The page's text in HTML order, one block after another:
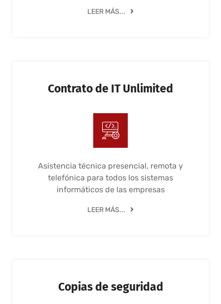
LEER MÁS...
Contrato de IT Unlimited
Asistencia técnica presencial, remota y
telefónica para todos los sistemas
informáticos de las empresas
LEER MÁS...
Copias de seguridad